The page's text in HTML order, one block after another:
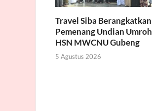
Travel Siba Berangkatkan
Pemenang Undian Umroh
HSN MWCNU Gubeng
5 Agustus 2026